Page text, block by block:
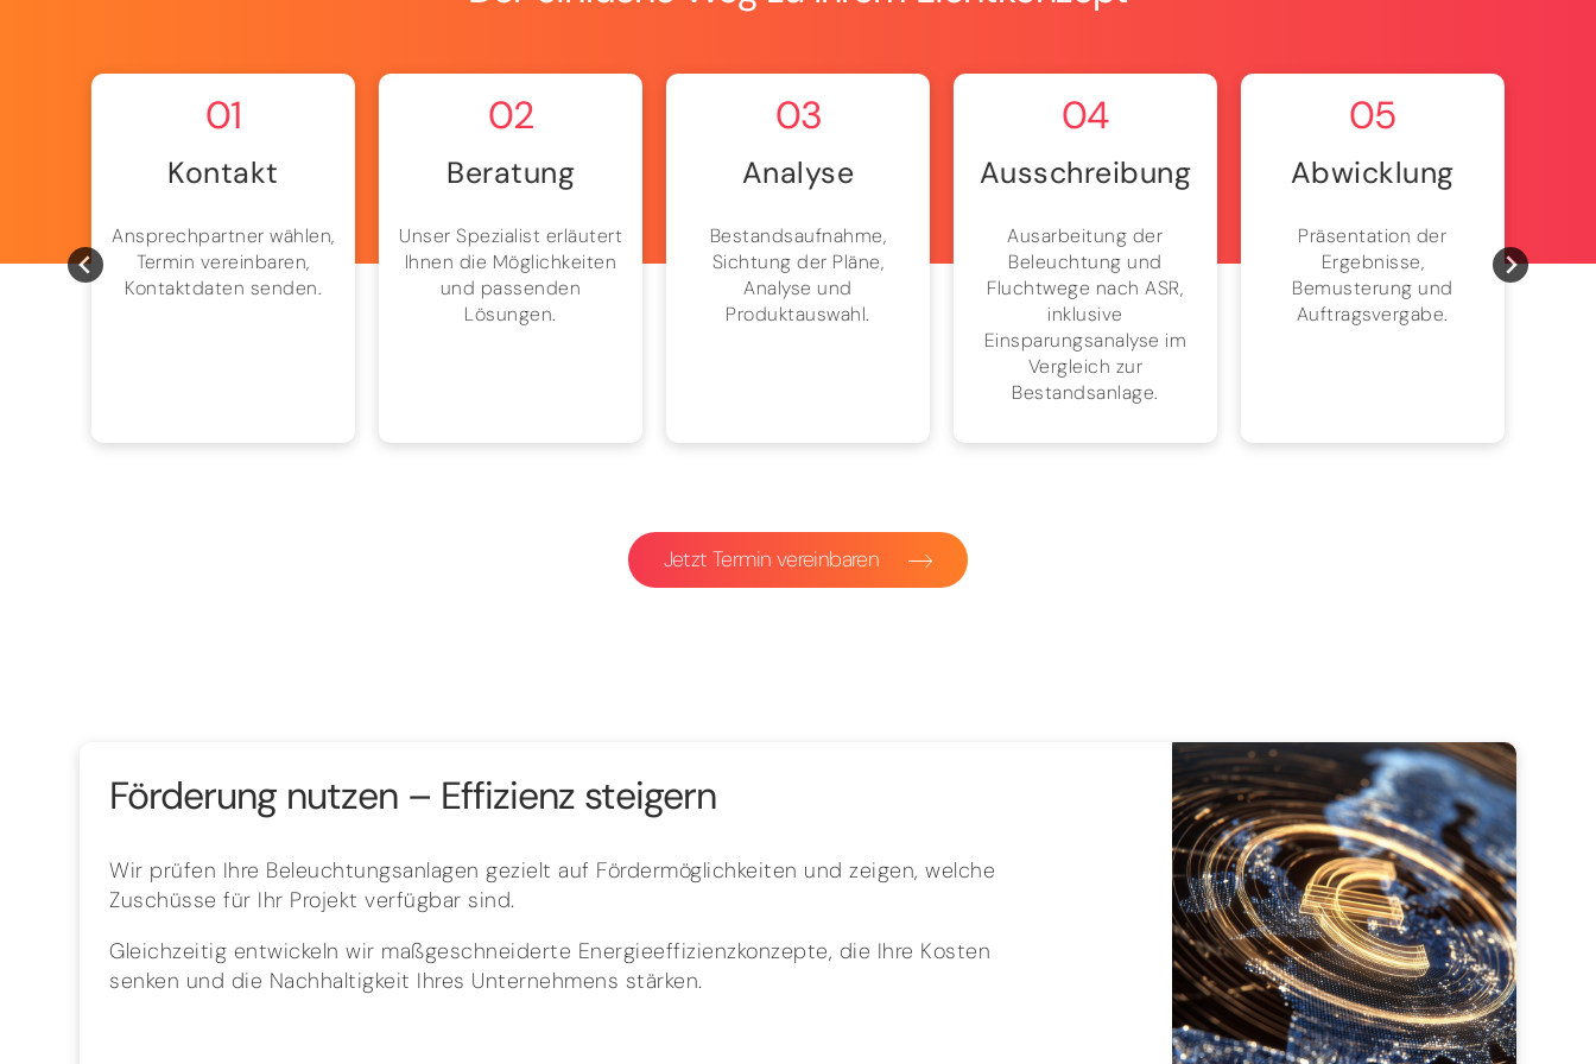
01
Kontakt
Ansprechpartner wählen,
Termin vereinbaren,
Kontaktdaten senden.
02
Beratung
Unser Spezialist erläutert
Ihnen die Möglichkeiten
und passenden
Lösungen.
03
Analyse
Bestandsaufnahme,
Sichtung der Pläne,
Analyse und
Produktauswahl.
04
Ausschreibung
Ausarbeitung der
Beleuchtung und
Fluchtwege nach ASR,
inklusive
Einsparungsanalyse im
Vergleich zur
Bestandsanlage.
05
Abwicklung
Präsentation der
Ergebnisse,
Bemusterung und
Auftragsvergabe.
Jetzt Termin vereinbaren
Förderung nutzen – Effizienz steigern
Wir prüfen Ihre Beleuchtungsanlagen gezielt auf Fördermöglichkeiten und zeigen, welche
Zuschüsse für Ihr Projekt verfügbar sind.
Gleichzeitig entwickeln wir maßgeschneiderte Energieeffizienzkonzepte, die Ihre Kosten
senken und die Nachhaltigkeit Ihres Unternehmens stärken.